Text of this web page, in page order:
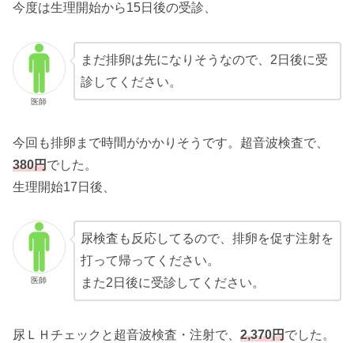
今度は生理開始から15日後の受診、
医師
まだ排卵は先になりそうなので、2日後に受
診してください。
今回も排卵まで時間がかかりそうです。超音波検査で、
380円 でした。
生理開始17日後、
医師
尿検査も反応してるので、排卵を促す注射を
打って帰ってください。
また2日後に受診してください。
尿ＬＨチェックと超音波検査・注射で、 2,370円 でした。